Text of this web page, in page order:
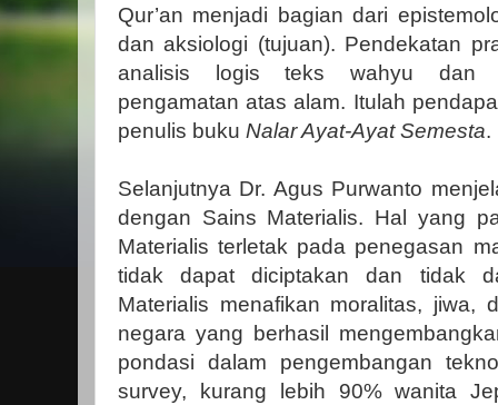
Qur’an menjadi bagian dari
dan aksiologi (tujuan). Pendekatan
analisis logis teks wahyu dan
pengamatan atas alam. Itulah
penulis buku Nalar Ayat-Ayat Semesta.
Selanjutnya Dr. Agus Purwanto
dengan Sains Materialis. Hal yang
Materialis terletak pada penegasan
tidak dapat diciptakan dan tidak
Materialis menafikan moralitas, jiwa,
negara yang berhasil
pondasi dalam pengembangan
survey, kurang lebih 90% wanita